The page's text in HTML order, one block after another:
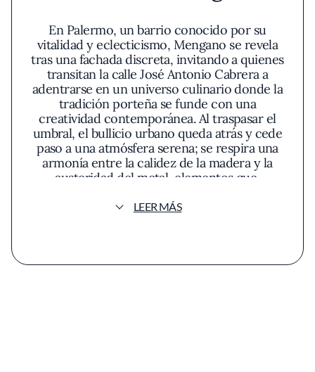
En Palermo, un barrio conocido por su
vitalidad y eclecticismo, Mengano se revela
tras una fachada discreta, invitando a quienes
transitan la calle José Antonio Cabrera a
adentrarse en un universo culinario donde la
tradición porteña se funde con una
creatividad contemporánea. Al traspasar el
umbral, el bullicio urbano queda atrás y cede
paso a una atmósfera serena; se respira una
armonía entre la calidez de la madera y la
austeridad del metal, elementos que,
envuelven la sala en un equilibrio sosegado,
piezas de alfarería que comentan, desde el
LEER MÁS